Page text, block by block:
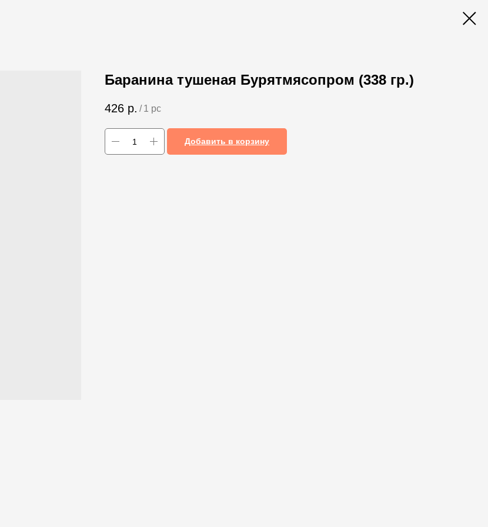
Баранина тушеная Бурятмясопром (338 гр.)
426 р. / 1 pc
Добавить в корзину